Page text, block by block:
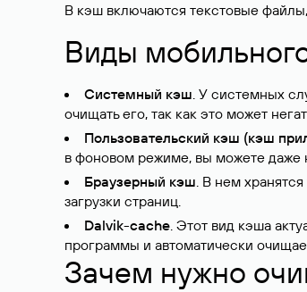
В кэш включаются текстовые
Виды
Cистемный кэш. У системных
очищать его, так как это может
Пользовательский кэш (кэш
в фоновом режиме, вы можете даже
Браузерный кэш. В нем
загрузки страниц.
Dalvik-cache. Этот вид кэша
программы и автоматически
Зачем нужно